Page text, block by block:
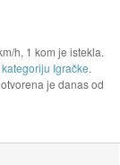
h, 1 kom je istekla.
Igračke.
je danas od